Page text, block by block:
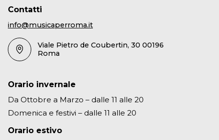
Contatti
info@musicaperroma.it
Viale Pietro de Coubertin, 30 00196
Roma
Orario invernale
Da Ottobre a Marzo – dalle 11 alle 20
Domenica e festivi – dalle 11 alle 20
Orario estivo